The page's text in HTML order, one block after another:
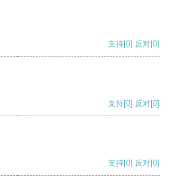
支持[0] 反对[0]
支持[0] 反对[0]
支持[0] 反对[0]